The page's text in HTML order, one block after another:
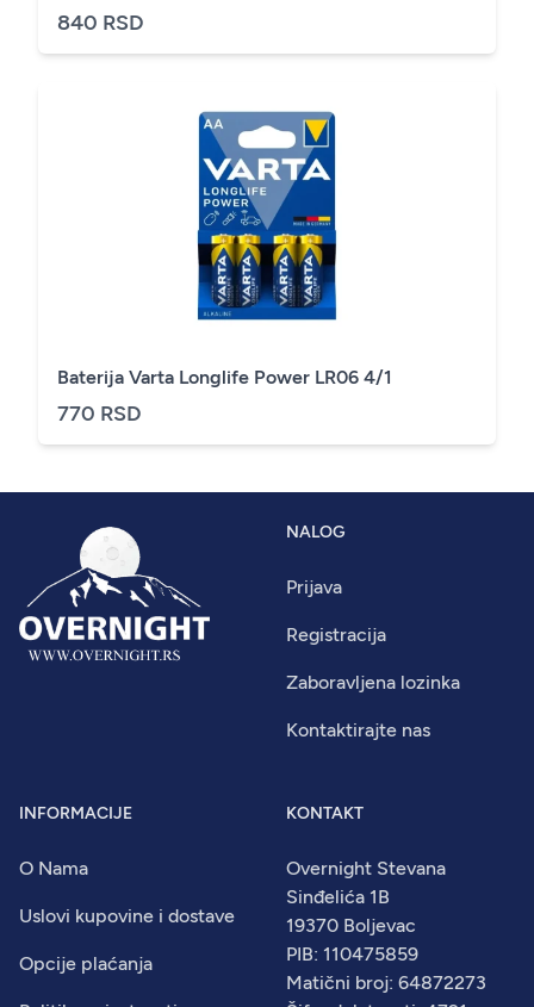
840 RSD
Baterija Varta Longlife Power LR06 4/1
770 RSD
NALOG
Prijava
Registracija
Zaboravljena lozinka
Kontaktirajte nas
INFORMACIJE
O Nama
Uslovi kupovine i dostave
Opcije plaćanja
KONTAKT
Overnight Stevana
Sinđelića 1B
19370 Boljevac
PIB: 110475859
Matični broj: 64872273